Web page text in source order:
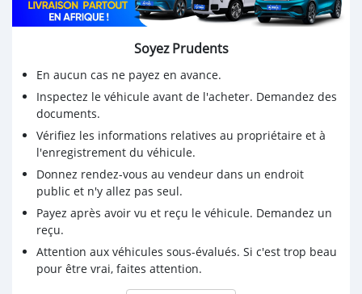
Soyez Prudents
En aucun cas ne payez en avance.
Inspectez le véhicule avant de l'acheter. Demandez des
documents.
Vérifiez les informations relatives au propriétaire et à
l'enregistrement du véhicule.
Donnez rendez-vous au vendeur dans un endroit
public et n'y allez pas seul.
Payez après avoir vu et reçu le véhicule. Demandez un
reçu.
Attention aux véhicules sous-évalués. Si c'est trop beau
pour être vrai, faites attention.